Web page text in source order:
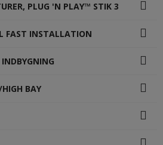
PLUG 'N PLAY™ STIK 3
FAST INSTALLATION
BAY